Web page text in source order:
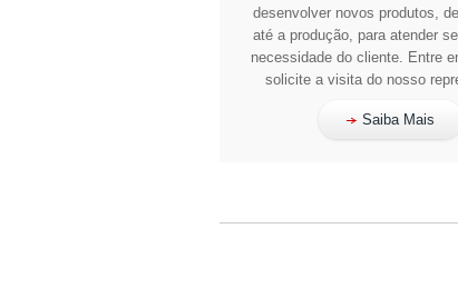
desenvolver novos produtos,
até a produção, para atender
necessidade do cliente. Entre
solicite a visita do nosso
Saiba Mais